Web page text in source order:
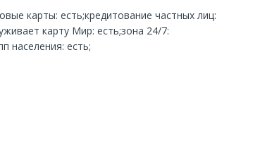
карты: есть;кредитование частных лиц:
карту Мир: есть;зона 24/7:
населения: есть;